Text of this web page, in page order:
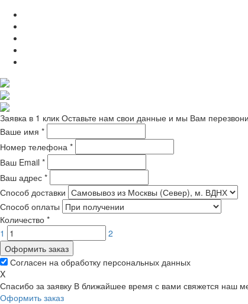
Заявка в 1 клик Оставьте нам свои данные и мы Вам
Ваше имя *
Номер телефона *
Ваш Email *
Ваш адрес *
Способ доставки
Способ оплаты
Количество *
1
2
Оформить заказ
Согласен на обработку персональных данных
X
Спасибо за заявку В ближайшее время с вами свяжется наш
Оформить заказ